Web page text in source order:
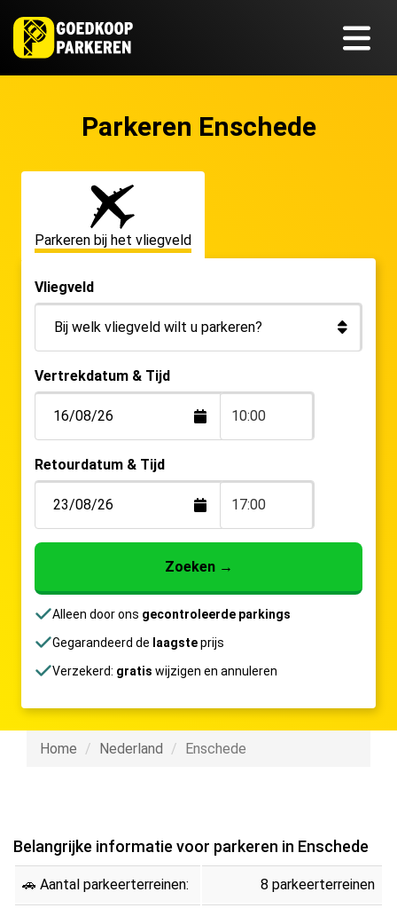
Parkeren Enschede
Parkeren bij het vliegveld
Vliegveld
Vertrekdatum & Tijd
10:00
Retourdatum & Tijd
17:00
Alleen door ons gecontroleerde parkings
Gegarandeerd de laagsteprijs
Verzekerd: gratis wijzigen en annuleren
Zoeken→
Home Nederland Enschede
Belangrijke informatie voor parkeren in Enschede
🚗 Aantal parkeerterreinen: 8 parkeerterreinen